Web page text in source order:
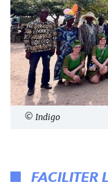
© Indigo
FACILITER